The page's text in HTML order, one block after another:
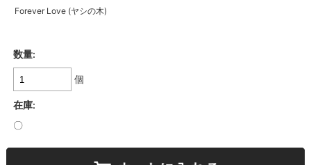
Forever Love (ヤシの木)
数量:
個
在庫:
〇